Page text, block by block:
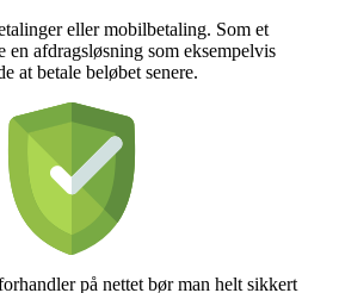
eller mobilbetaling. Som et
en afdragsløsning som eksempelvis
at betale beløbet senere.
på nettet bør man helt sikkert